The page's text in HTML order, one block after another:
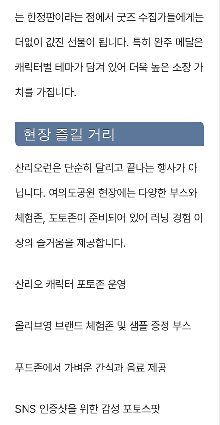
는 한정판이라는 점에서 굿즈 수집가들에게는
더없이 값진 선물이 됩니다. 특히 완주 메달은
캐릭터별 테마가 담겨 있어 더욱 높은 소장 가
치를 가집니다.
현장 즐길 거리
산리오런은 단순히 달리고 끝나는 행사가 아
닙니다. 여의도공원 현장에는 다양한 부스와
체험존, 포토존이 준비되어 있어 러닝 경험 이
상의 즐거움을 제공합니다.
산리오 캐릭터 포토존 운영
올리브영 브랜드 체험존 및 샘플 증정 부스
푸드존에서 가벼운 간식과 음료 제공
SNS 인증샷을 위한 감성 포토스팟